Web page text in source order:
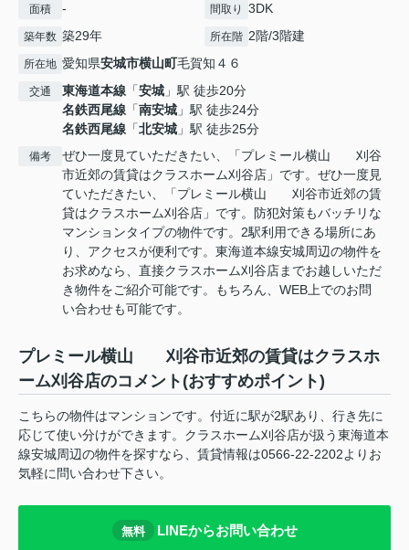
面積 - 間取り 3DK
築年数 築29年 所在階 2階/3階建
所在地 愛知県安城市横山町毛賀知４６
交通 東海道本線 「安城 」駅 徒歩20分
名鉄西尾線 「南安城 」駅 徒歩24分
名鉄西尾線 「北安城 」駅 徒歩25分
備考
ぜひ一度見ていただきたい、「プレミール横山 刈谷
市近郊の賃貸はクラスホーム刈谷店」です。ぜひ一度見
ていただきたい、「プレミール横山 刈谷市近郊の賃
貸はクラスホーム刈谷店」です。防犯対策もバッチリな
マンションタイプの物件です。2駅利用できる場所にあ
り、アクセスが便利です。東海道本線安城周辺の物件を
お求めなら、直接クラスホーム刈谷店までお越しいただ
き物件をご紹介可能です。もちろん、WEB上でのお問
い合わせも可能です。
プレミール横山 刈谷市近郊の賃貸はクラスホ
ーム刈谷店のコメント(おすすめポイント)
こちらの物件はマンションです。付近に駅が2駅あり、行き先に
応じて使い分けができます。クラスホーム刈谷店が扱う東海道本
線安城周辺の物件を探すなら、賃貸情報は0566-22-2202よりお
気軽に問い合わせ下さい。
無料 LINEからお問い合わせ